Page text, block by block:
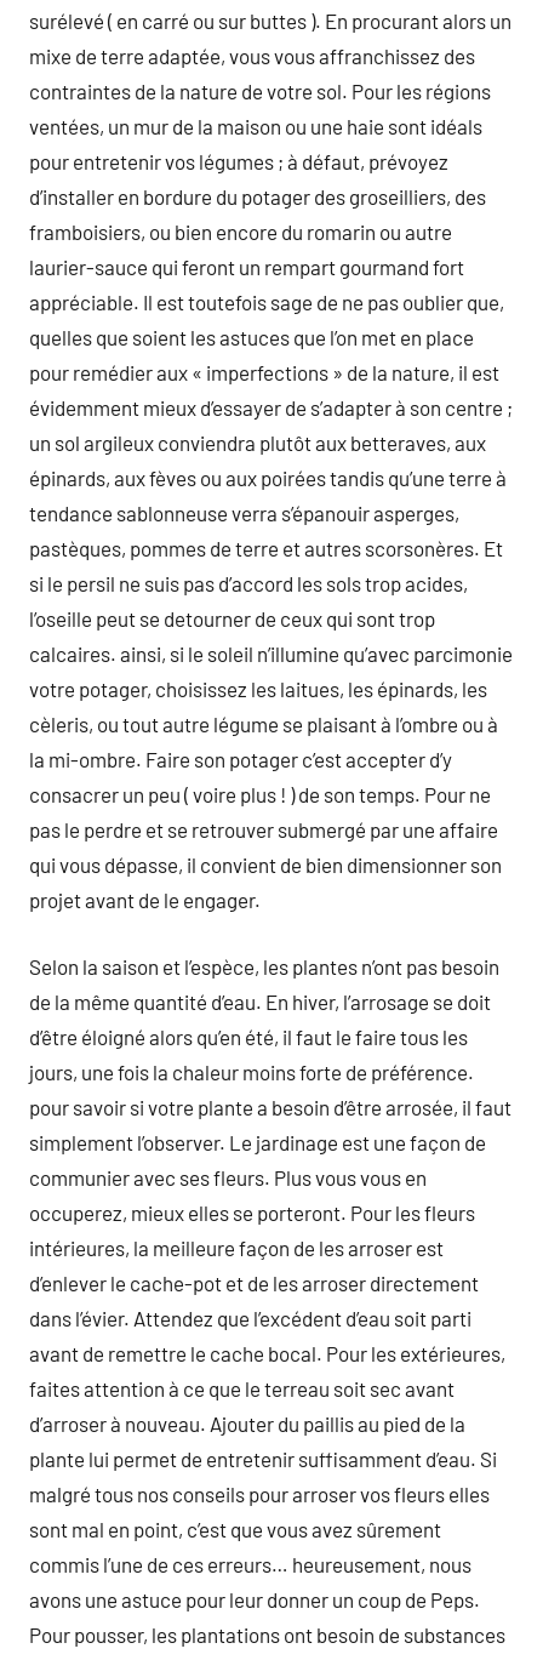
surélevé ( en carré ou sur buttes ). En procurant alors un
mixe de terre adaptée, vous vous affranchissez des
contraintes de la nature de votre sol. Pour les régions
ventées, un mur de la maison ou une haie sont idéals
pour entretenir vos légumes ; à défaut, prévoyez
d’installer en bordure du potager des groseilliers, des
framboisiers, ou bien encore du romarin ou autre
laurier-sauce qui feront un rempart gourmand fort
appréciable. Il est toutefois sage de ne pas oublier que,
quelles que soient les astuces que l’on met en place
pour remédier aux « imperfections » de la nature, il est
évidemment mieux d’essayer de s’adapter à son centre ;
un sol argileux conviendra plutôt aux betteraves, aux
épinards, aux fèves ou aux poirées tandis qu’une terre à
tendance sablonneuse verra s’épanouir asperges,
pastèques, pommes de terre et autres scorsonères. Et
si le persil ne suis pas d’accord les sols trop acides,
l’oseille peut se detourner de ceux qui sont trop
calcaires. ainsi, si le soleil n’illumine qu’avec parcimonie
votre potager, choisissez les laitues, les épinards, les
cèleris, ou tout autre légume se plaisant à l’ombre ou à
la mi-ombre. Faire son potager c’est accepter d’y
consacrer un peu ( voire plus ! ) de son temps. Pour ne
pas le perdre et se retrouver submergé par une affaire
qui vous dépasse, il convient de bien dimensionner son
projet avant de le engager.
Selon la saison et l’espèce, les plantes n’ont pas besoin
de la même quantité d’eau. En hiver, l’arrosage se doit
d’être éloigné alors qu’en été, il faut le faire tous les
jours, une fois la chaleur moins forte de préférence.
pour savoir si votre plante a besoin d’être arrosée, il faut
simplement l’observer. Le jardinage est une façon de
communier avec ses fleurs. Plus vous vous en
occuperez, mieux elles se porteront. Pour les fleurs
intérieures, la meilleure façon de les arroser est
d’enlever le cache-pot et de les arroser directement
dans l’évier. Attendez que l’excédent d’eau soit parti
avant de remettre le cache bocal. Pour les extérieures,
faites attention à ce que le terreau soit sec avant
d’arroser à nouveau. Ajouter du paillis au pied de la
plante lui permet de entretenir suffisamment d’eau. Si
malgré tous nos conseils pour arroser vos fleurs elles
sont mal en point, c’est que vous avez sûrement
commis l’une de ces erreurs… heureusement, nous
avons une astuce pour leur donner un coup de Peps.
Pour pousser, les plantations ont besoin de substances